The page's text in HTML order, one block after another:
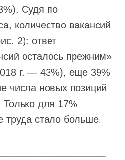
Судя по
количество вакансий
2): ответ
осталось прежним»
г. — 43%), еще 39%
числа новых позиций
для 17%
труда стало больше.